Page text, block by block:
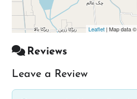
Leaflet | Map data ©
Reviews
Leave a Review